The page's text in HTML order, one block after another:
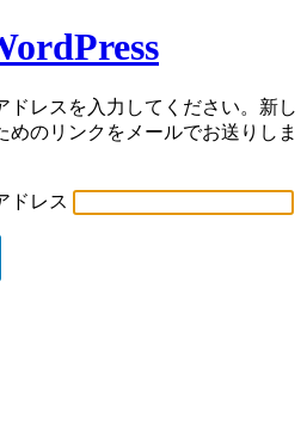
ドレスを入力してください。新し
めのリンクをメールでお送りしま
ドレス